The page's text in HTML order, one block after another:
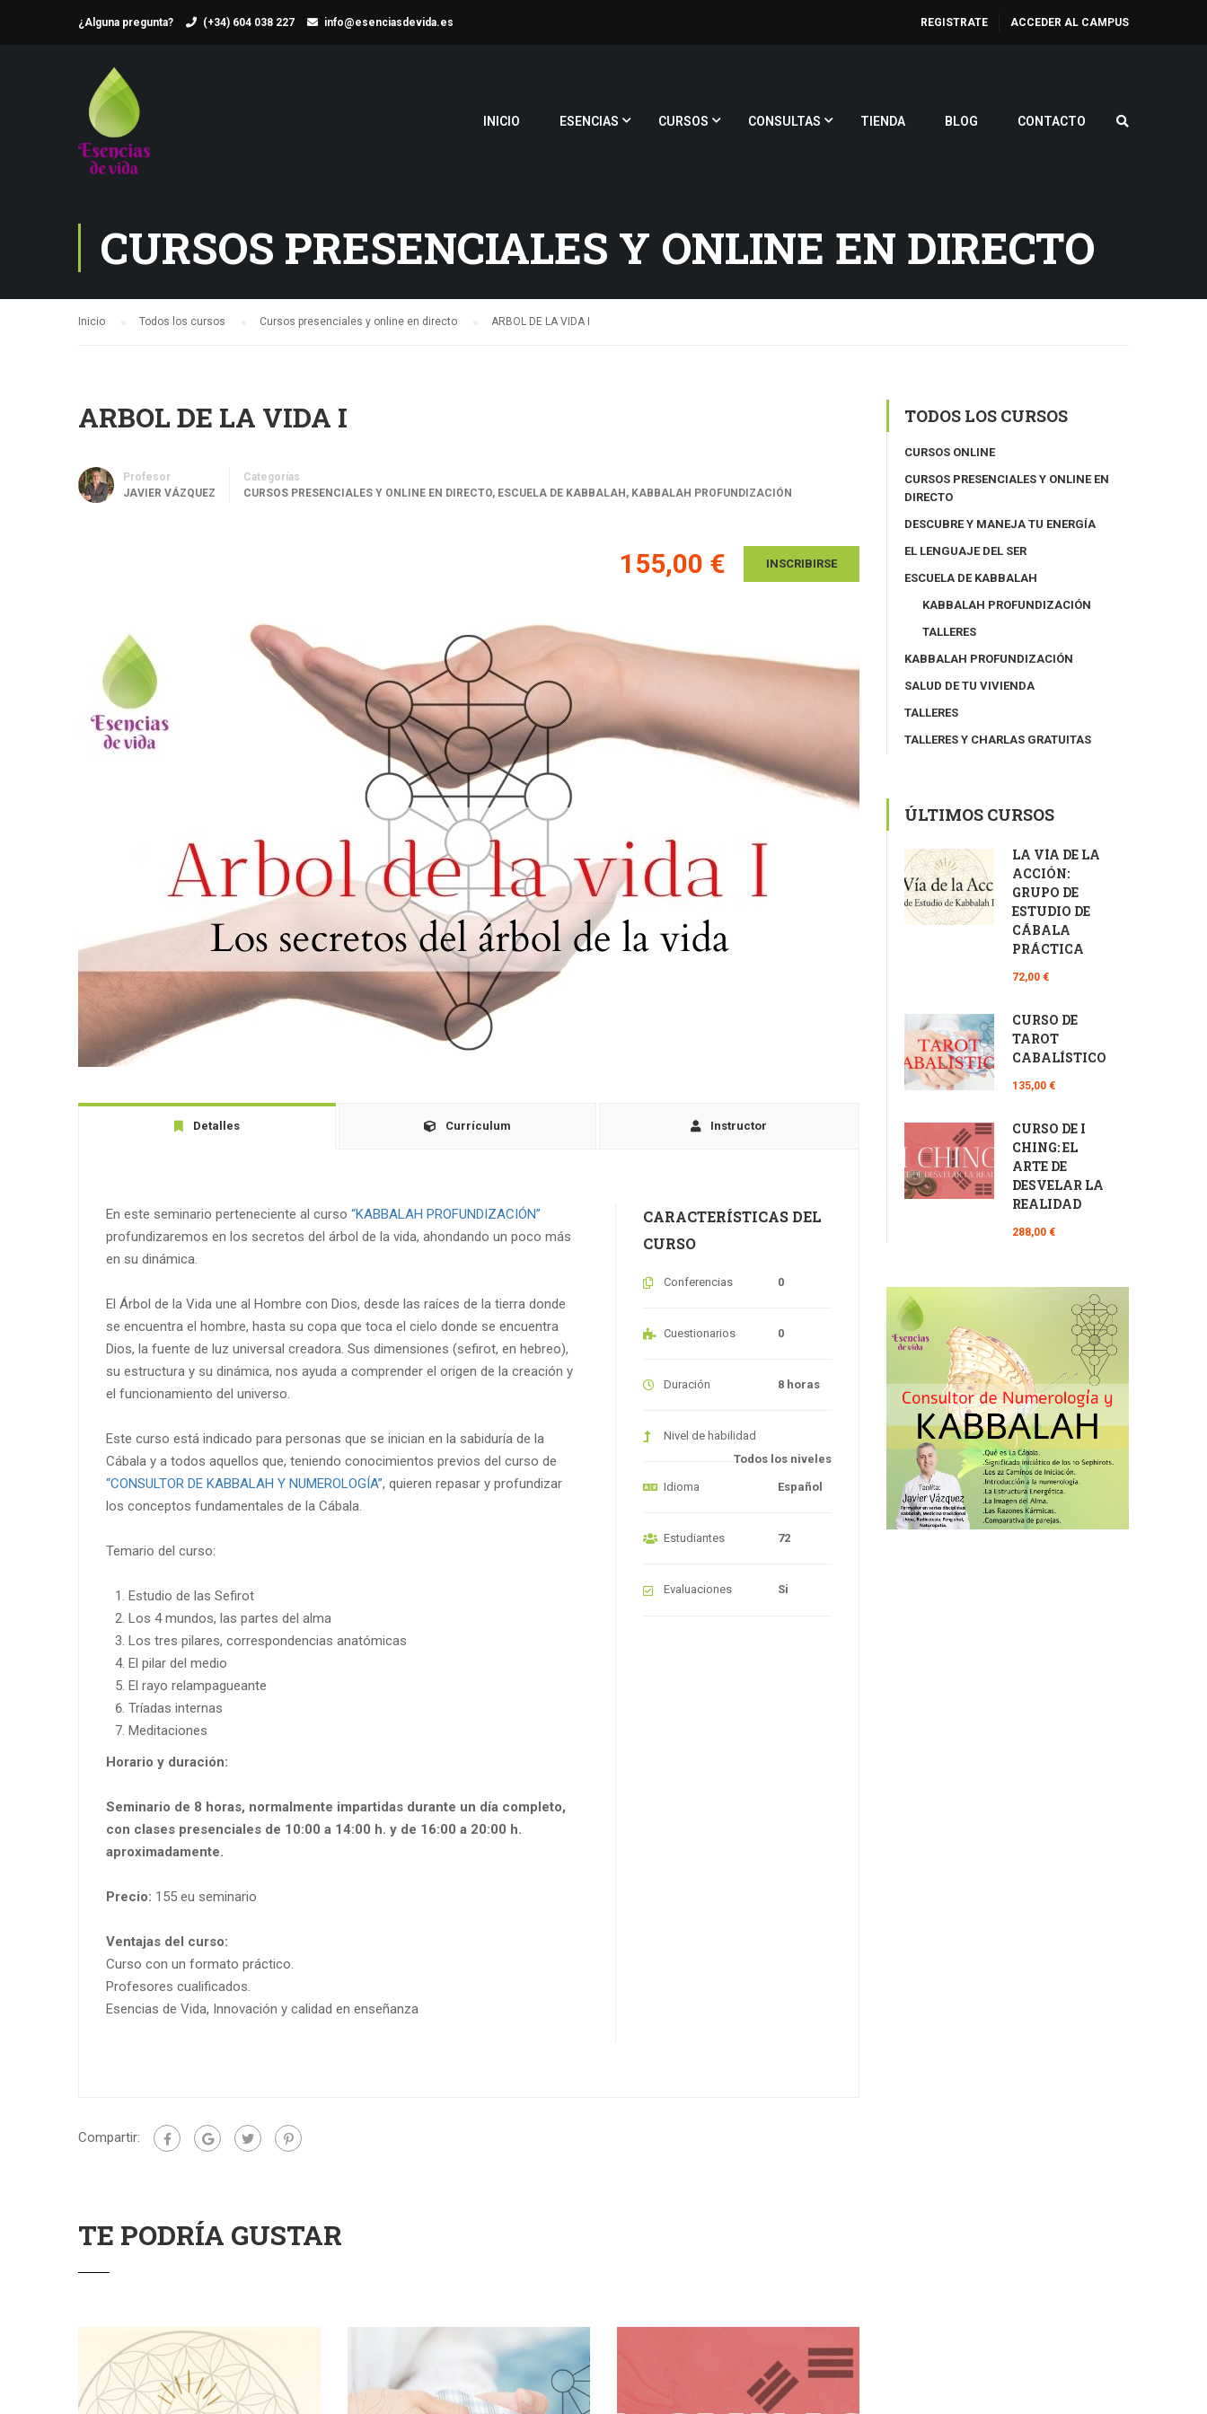
¿Alguna pregunta? (+34) 604 038 227 info@esenciasdevida.es REGISTRATE ACCEDER AL CAMPUS
INICIO ESENCIAS CURSOS CONSULTAS TIENDA BLOG CONTACTO
CURSOS PRESENCIALES Y ONLINE EN DIRECTO
Inicio Todos los cursos Cursos presenciales y online en directo ARBOL DE LA VIDA I
ARBOL DE LA VIDA I
Profesor
JAVIER VÁZQUEZ
Categorías
CURSOS PRESENCIALES Y ONLINE EN DIRECTO, ESCUELA DE KABBALAH , KABBALAH PROFUNDIZACIÓN
155,00 € INSCRIBIRSE
Detalles Currículum Instructor
En este seminario perteneciente al curso “KABBALAH PROFUNDIZACIÓN”
profundizaremos en los secretos del árbol de la vida, ahondando un poco más
en su dinámica.
El Árbol de la Vida une al Hombre con Dios, desde las raíces de la tierra donde
se encuentra el hombre, hasta su copa que toca el cielo donde se encuentra
Dios, la fuente de luz universal creadora. Sus dimensiones (sefirot, en hebreo),
su estructura y su dinámica, nos ayuda a comprender el origen de la creación y
el funcionamiento del universo.
Este curso está indicado para personas que se inician en la sabiduría de la
Cábala y a todos aquellos que, teniendo conocimientos previos del curso de
“CONSULTOR DE KABBALAH Y NUMEROLOGÍA”, quieren repasar y profundizar
los conceptos fundamentales de la Cábala.
Temario del curso:
Estudio de las Sefirot
Los 4 mundos, las partes del alma
Los tres pilares, correspondencias anatómicas
El pilar del medio
El rayo relampagueante
Tríadas internas
Meditaciones
Horario y duración:
Seminario de 8 horas, normalmente impartidas durante un día completo,
con clases presenciales de 10:00 a 14:00 h. y de 16:00 a 20:00 h.
aproximadamente.
Precio: 155 eu seminario
Ventajas del curso:
Curso con un formato práctico.
Profesores cualificados.
Esencias de Vida, Innovación y calidad en enseñanza
CARACTERÍSTICAS DEL
CURSO
Conferencias 0
Cuestionarios 0
Duración 8 horas
Nivel de habilidad
Todos los niveles
Idioma Español
Estudiantes 72
Evaluaciones Si
Compartir:
TE PODRÍA GUSTAR
TODOS LOS CURSOS
CURSOS ONLINE
CURSOS PRESENCIALES Y ONLINE EN
DIRECTO
DESCUBRE Y MANEJA TU ENERGÍA
EL LENGUAJE DEL SER
ESCUELA DE KABBALAH
KABBALAH PROFUNDIZACIÓN
TALLERES
KABBALAH PROFUNDIZACIÓN
SALUD DE TU VIVIENDA
TALLERES
TALLERES Y CHARLAS GRATUITAS
ÚLTIMOS CURSOS
LA VÍA DE LA
ACCIÓN:
GRUPO DE
ESTUDIO DE
CÁBALA
PRÁCTICA
72,00 €
CURSO DE
TAROT
CABALÍSTICO
135,00 €
CURSO DE I
CHING: EL
ARTE DE
DESVELAR LA
REALIDAD
288,00 €